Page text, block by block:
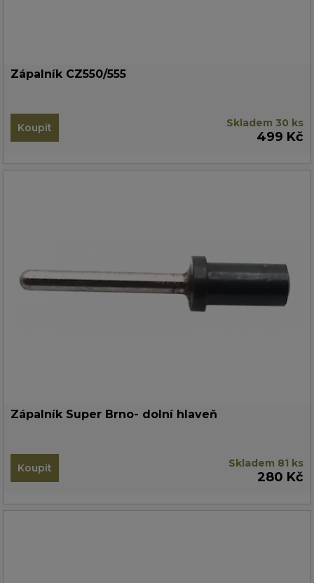
Zápalník CZ550/555
Koupit Skladem 30 ks
499 Kč
Zápalník Super Brno- dolní hlaveň
Koupit Skladem 81 ks
280 Kč